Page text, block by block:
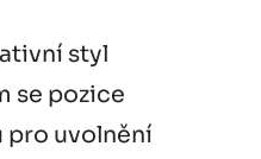
styl
se pozice
pro uvolnění